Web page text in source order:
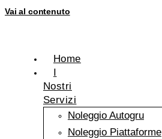
Vai al contenuto
Home
Nostri
Servizi
Noleggio Autogru
Noleggio Piattaforme